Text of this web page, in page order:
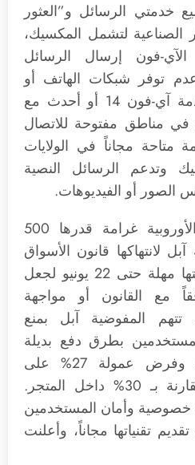
الرسائل و”العثور
الصناعية لتشمل المكسيك،
فون إرسال الرسائل
توفر شبكات الهاتف أو
الواي فاي. تتطلب الخدمة آي-فون 14 أو أحدث مع
في مناطق مفتوحة للاتصال
متاحة مجاناً في الولايات
وتدعم الرسائل النصية
الصور أو الفيديوهات.
◉ فرضت المفوضية الأوروبية غرامة قدرها 500
لانتهاكها قانون الأسواق
الرقمية الأوروبي، ومنحتها مهلة حتى 22 يونيو لجعل
مع القانون أو مواجهة
تتهم المفوضية آبل بمنع
بطرق دفع بديلة
خارج متجر التطبيقات وفرض عمولة 27% على
المشتريات الخارجية مقارنة بـ 30% داخل المتجر.
خصوصية وأمان المستخدمين
تقنياتها مجاناً، وأعلنت